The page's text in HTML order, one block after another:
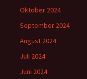
Oktober 2024
September 2024
August 2024
Juli 2024
Juni 2024